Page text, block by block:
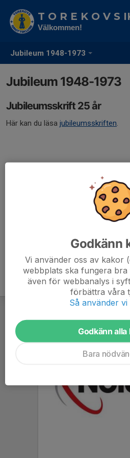
Jubileum 1948-1973
T O R E K O V S
Välkommen!
Jubileum 1948-1973
Jubileumsskrift 25 år
Här kan du läsa jubileumsskriften.
Godkänn
Vi använder oss av kakor
webbplats ska fungera bra
även för webbanalys i
förbättra våra
Så använder vi
Godkänn alla
Bara